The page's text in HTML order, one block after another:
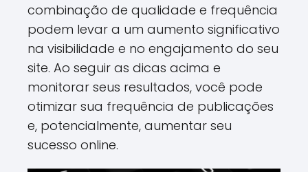
combinação de qualidade e frequência
podem levar a um aumento significativo
na visibilidade e no engajamento do seu
site. Ao seguir as dicas acima e
monitorar seus resultados, você pode
otimizar sua frequência de publicações
e, potencialmente, aumentar seu
sucesso online.